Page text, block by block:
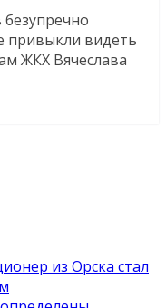
привыкли видеть
ЖКХ Вячеслава
из Орска стал